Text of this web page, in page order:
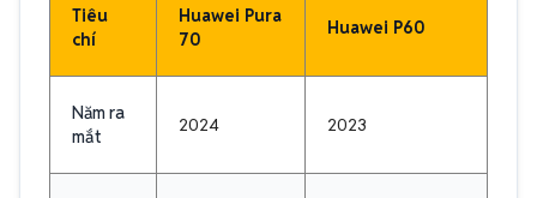
Tiêu
chí
Huawei Pura
70
Huawei P60
Năm ra
mắt
2024 2023